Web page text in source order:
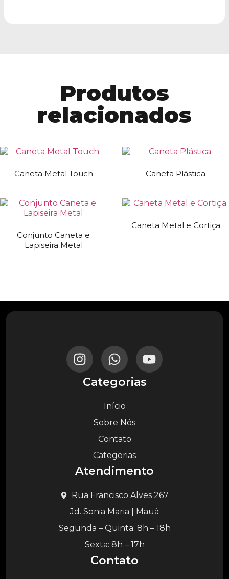
Produtos
relacionados
Caneta Metal Touch Caneta Plástica
Conjunto Caneta e
Lapiseira Metal
Caneta Metal e Cortiça
Categorias
Início
Sobre Nós
Contato
Categorias
Atendimento
Rua Francisco Alves 267
Jd. Sonia Maria | Mauá
Segunda – Quinta: 8h – 18h
Sexta: 8h – 17h
Contato